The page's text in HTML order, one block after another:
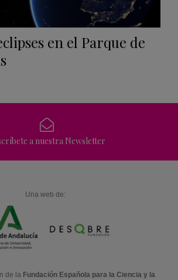
en el Parque de
a nuestra Newsletter
Una web de:
de la Fundación Española para la Ciencia y la